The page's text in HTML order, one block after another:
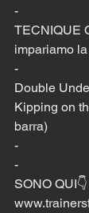
-
TECNIQUE
impariamo
-
Double
Kipping on
barra)
-
-
SONO QUI👇